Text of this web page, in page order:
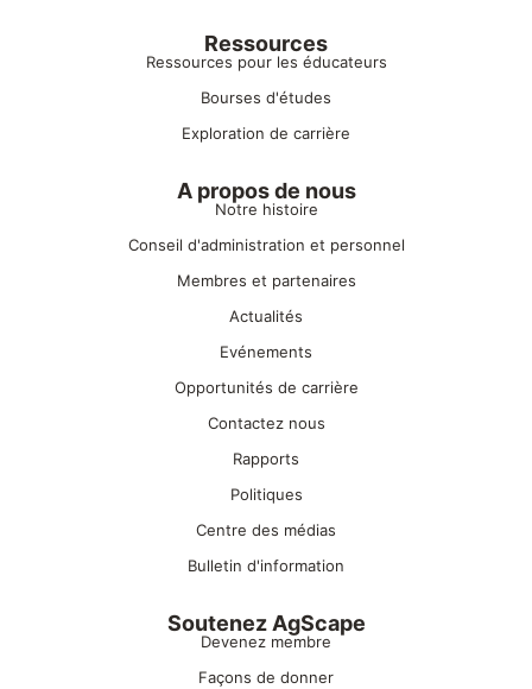
Ressources
Ressources pour les éducateurs
Bourses d'études
Exploration de carrière
A propos de nous
Notre histoire
Conseil d'administration et personnel
Membres et partenaires
Actualités
Evénements
Opportunités de carrière
Contactez nous
Rapports
Politiques
Centre des médias
Bulletin d'information
Soutenez AgScape
Devenez membre
Façons de donner